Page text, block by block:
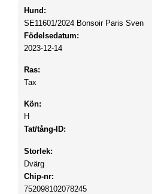
Hund:
SE11601/2024 Bonsoir Paris Sven
Födelsedatum:
2023-12-14
Ras:
Tax
Kön:
H
Tat/tång-ID:
Storlek:
Dvärg
Chip-nr:
752098102078245